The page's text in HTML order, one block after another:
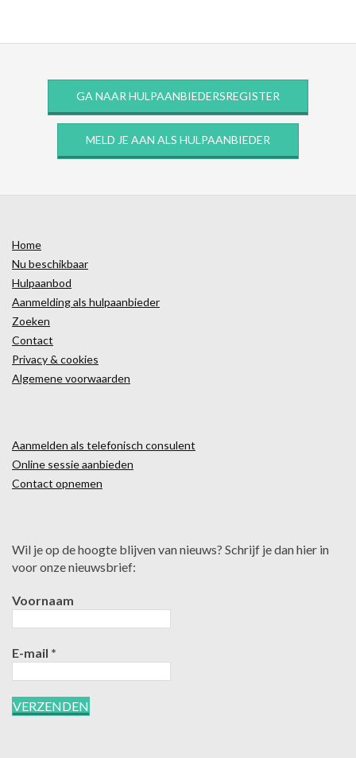
GA NAAR HULPAANBIEDERSREGISTER
MELD JE AAN ALS HULPAANBIEDER
Home
Nu beschikbaar
Hulpaanbod
Aanmelding als hulpaanbieder
Zoeken
Contact
Privacy & cookies
Algemene voorwaarden
Aanmelden als telefonisch consulent
Online sessie aanbieden
Contact opnemen
Wil je op de hoogte blijven van nieuws? Schrijf je dan hier in
voor onze nieuwsbrief:
Voornaam
E-mail *